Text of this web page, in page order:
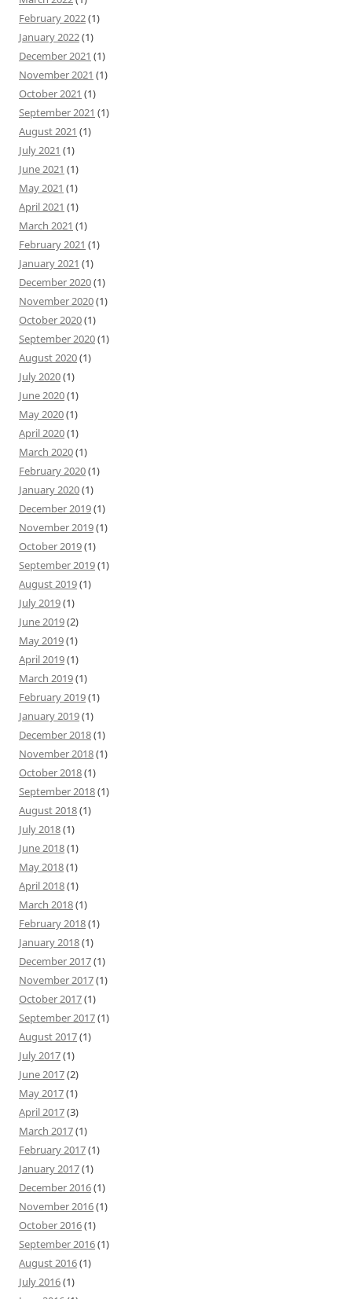
February 2022(1)
January 2022(1)
December 2021 (1)
November 2021 (1)
October 2021 (1)
September 2021 (1)
August 2021 (1)
July 2021 (1)
June 2021 (1)
May 2021 (1)
April 2021 (1)
March 2021 (1)
February 2021 (1)
January 2021 (1)
December 2020(1)
November 2020(1)
October 2020(1)
September 2020(1)
August 2020(1)
July 2020(1)
June 2020(1)
May 2020(1)
April 2020(1)
March 2020(1)
February 2020(1)
January 2020(1)
December 2019(1)
November 2019(1)
October 2019(1)
September 2019(1)
August 2019(1)
July 2019(1)
June 2019(2)
May 2019(1)
April 2019(1)
March 2019(1)
February 2019(1)
January 2019(1)
December 2018(1)
November 2018(1)
October 2018(1)
September 2018(1)
August 2018(1)
July 2018(1)
June 2018(1)
May 2018(1)
April 2018(1)
March 2018(1)
February 2018(1)
January 2018(1)
December 2017(1)
November 2017(1)
October 2017(1)
September 2017(1)
August 2017(1)
July 2017(1)
June 2017(2)
May 2017(1)
April 2017(3)
March 2017(1)
February 2017(1)
January 2017(1)
December 2016(1)
November 2016(1)
October 2016(1)
September 2016(1)
August 2016(1)
July 2016(1)